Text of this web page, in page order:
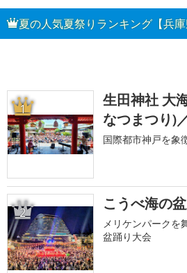
夏の人気夏祭りランキング【兵
1
生田神社 大
なつまつり)
国際都市神戸を象
2 こうべ海の
メリケンパークを
盆踊り大会